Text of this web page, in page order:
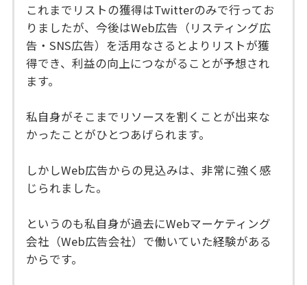
これまでリストの獲得はTwitterのみで行ってお
りましたが、今後はWeb広告（リスティング広
告・SNS広告）を活用なさるとよりリストが獲
得でき、利益の向上につながることが予想され
ます。
私自身がそこまでリソースを割くことが出来な
かったことがひとつあげられます。
しかしWeb広告からの見込みは、非常に強く感
じられました。
というのも私自身が過去にWebマーケティング
会社（Web広告会社）で働いていた経験がある
からです。